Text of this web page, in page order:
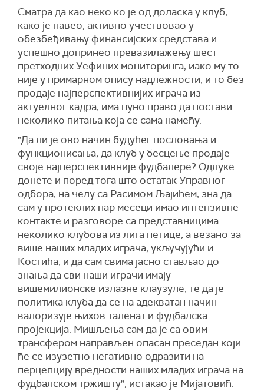
Сматра да као неко ко је од доласка у клуб,
како је навео, активно учествовао у
обезбеђивању финансијских средстава и
успешно допринео превазилажењу шест
претходних Уефиних мониторинга, иако му то
није у примарном опису надлежности, и то без
продаје најперспективнијих играча из
актуелног кадра, има пуно право да постави
неколико питања која се сама намећу.
"Да ли је ово начин будућег пословања и
функционисања, да клуб у бесцење продаје
своје најперспективније фудбалере? Одлуке
донете и поред тога што остатак Управног
одбора, на челу са Расимом Љајићем, зна да
сам у протеклих пар месеци имао интензивне
контакте и разговоре са представницима
неколико клубова из лига петице, а везано за
више наших младих играча, укључујући и
Костића, и да сам свима јасно стављао до
знања да сви наши играчи имају
вишемилионске излазне клаузуле, те да је
политика клуба да се на адекватан начин
валоризује њихов таленат и фудбалска
пројекција. Мишљења сам да је са овим
трансфером направљен опасан преседан који
ће се изузетно негативно одразити на
перцепцију вредности наших младих играча на
фудбалском тржишту", истакао је Мијатовић.